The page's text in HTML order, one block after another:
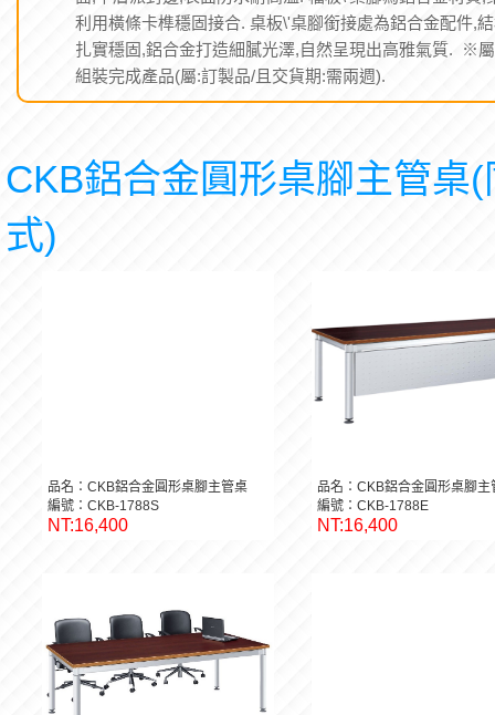
扎實穩固,鋁合金打造細膩光澤,自然呈現出高雅氣質. ※
組裝完成產品(屬:訂製品/且交貨期:需兩週).
CKB鋁合金圓形桌腳主管桌
式)
編號：CKB-1788S
NT:16,400
編號：CKB-1788E
NT:16,400